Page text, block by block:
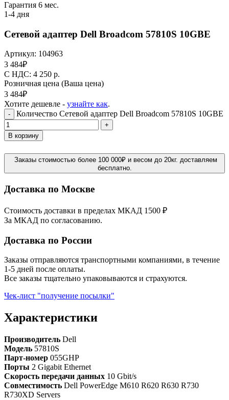
Гарантия 6 мес.
1-4 дня
Сетевой адаптер Dell Broadcom 57810S 10GBE
Артикул: 104963
3 484₽
C НДС: 4 250 р.
Розничная цена (Ваша цена)
3 484₽
Хотите дешевле - узнайте как.
- Количество Сетевой адаптер Dell Broadcom 57810S 10GBE
+
В корзину
Заказы стоимостью более 100 000₽ и весом до 20кг. доставляем
бесплатно.
Доставка по Москве
Стоимость доставки в пределах МКАД 1500 ₽
За МКАД по согласованию.
Доставка по России
Заказы отправляются транспортными компаниями, в течение
1-5 дней после оплаты.
Все заказы тщательно упаковываются и страхуются.
Чек-лист "получение посылки"
Характеристики
Производитель Dell
Модель 57810S
Парт-номер 055GHP
Порты 2 Gigabit Ethernet
Скорость передачи данных 10 Gbit/s
Совместимость Dell PowerEdge M610 R620 R630 R730
R730XD Servers